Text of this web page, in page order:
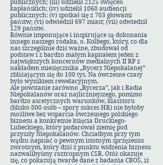
publicznych; (iii) udzielił 2125 święceń
kapłańskich; (iv) udzielił 1060 audiencji
publicznych: (v) spotkał się z 703 głowami
państw; (vi) odwiedził 697 miast; (vii) odwiedził
129 państw.
Równie imponujące i inspirujące są dokonania
innego naszego rodaka, o. Kolbego, który, co dla
nas szczególnie dziś ważne, zbudował od
podstaw i z bardzo małym kapitałem jeden z
największych koncernów medialnych II RP z
nakładem miesięcznika „Rycerz Niepokalanej”
zbliżającym się do 100 tys. Na ówczesne czasy
było wynikiem rewelacyjnym.
Ale powstanie zarówno „Rycerza”, jak i Radia
Niepokalanów oraz najliczniejszego, pomimo
bardzo ascetycznych warunków, klasztoru
(blisko 800 osób – spory sukces HR) nie byłoby
możliwe bez wsparcia ówczesnego polskiego
biznesu a konkretnie księcia Druckiego-
Lubeckiego, który podarował ziemię pod
przyszły Niepokalanów. Chciałbym przy tym
wątku napisać o pewnym istotnym sprzężeniu
zwrotnym, który dziś z punktu widzenia biznesu
nazwalibyśmy roztropnym CSR. Otóż okazuje
się, co pokazują twarde dane z badania CBOS, iż